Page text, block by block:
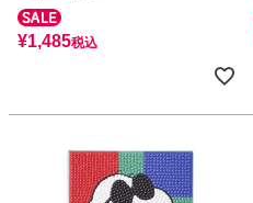
¥1,485税込